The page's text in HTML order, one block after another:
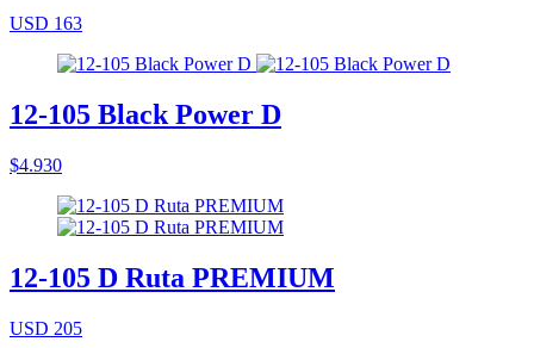
USD 163
12-105 Black Power D
$4.930
12-105 D Ruta PREMIUM
USD 205